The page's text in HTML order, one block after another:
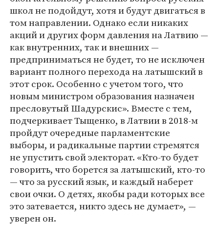
школ не подойдут, хотя и будут двигаться в
том направлении. Однако если никаких
акций и других форм давления на Латвию —
как внутренних, так и внешних —
предприниматься не будет, то не исключен
вариант полного перехода на латышский в
этот срок. Особенно с учетом того, что
новым министром образования назначен
пресловутый Шадурскис». Вместе с тем,
подчеркивает Тыщенко, в Латвии в 2018-м
пройдут очередные парламентские
выборы, и радикальные партии стремятся
не упустить свой электорат. «Кто-то будет
говорить, что борется за латышский, кто-то
— что за русский язык, и каждый наберет
свои очки. О детях, якобы ради которых все
это затевается, никто здесь не думает», —
уверен он.